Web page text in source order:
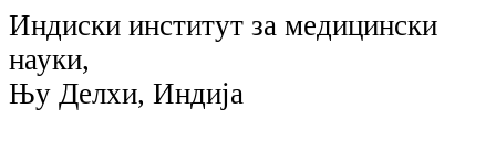
Индиски институт за медицински
науки,
Њу Делхи, Индија